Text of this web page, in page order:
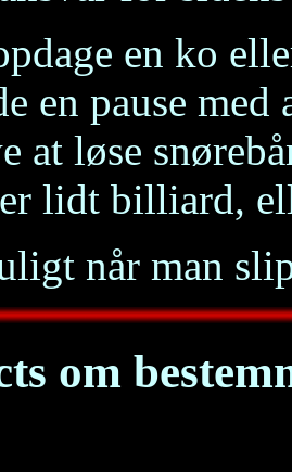
en ko
en pause
at løse
lidt billiard,
når man
om